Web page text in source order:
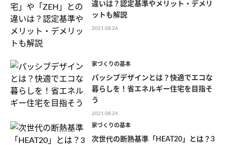
違いは？認定基準やメリット・デメリ
ットも解説
2021.08.26
家づくりの基本
パッシブデザインとは？快適でエコな
暮らしを！省エネルギー住宅を目指そ
う
2021.08.24
家づくりの基本
次世代の断熱基準「HEAT20」とは？3